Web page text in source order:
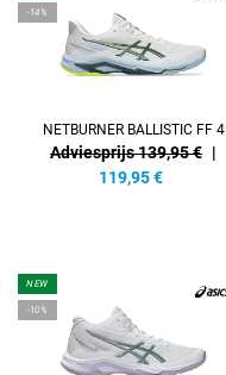
-14%
NETBURNER BALLISTIC FF 4
Adviesprijs 139,95 € |
119,95 €
NEW
-10%